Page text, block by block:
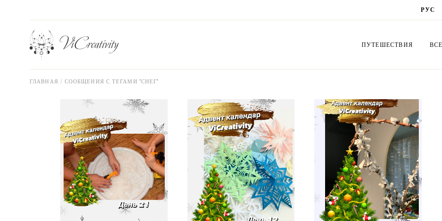
РУС
ПУТЕШЕСТВИЯ
Латвия
Польша
Грузия
Литва
Эстония
Нидерланды
ГЛАВНАЯ СООБЩЕНИЯ С ТЕГАМИ "СНЕГ"